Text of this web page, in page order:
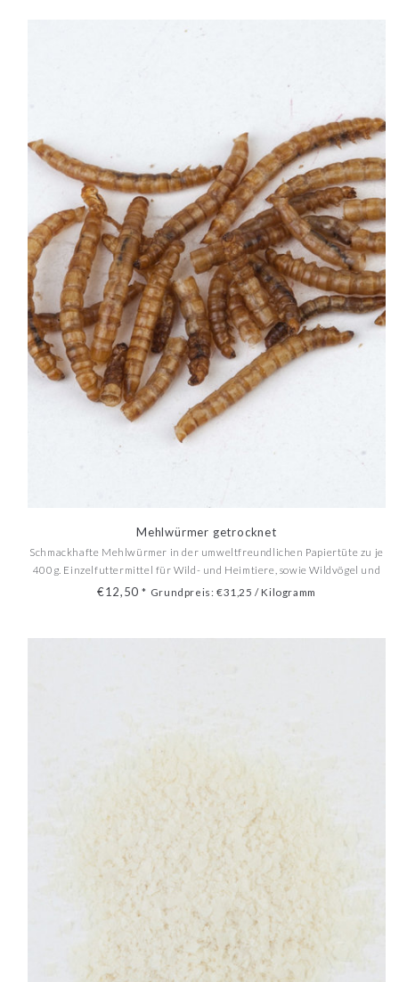
Mehlwürmer getrocknet
Schmackhafte Mehlwürmer in der umweltfreundlichen Papiertüte zu je
400g. Einzelfuttermittel für Wild- und Heimtiere, sowie Wildvögel und
Nager. Optimale Proteinquelle.
€12,50* Grundpreis: €31,25 / Kilogramm